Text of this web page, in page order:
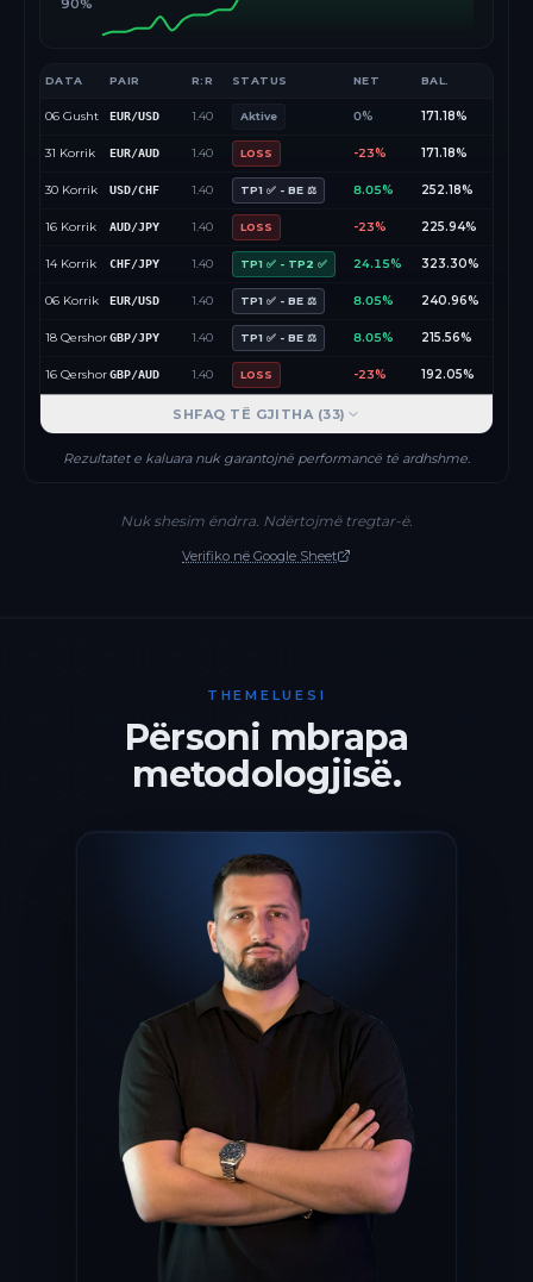
90%
DATA PAIR R:R STATUS NET BAL.
06 Gusht EUR/USD 1.40 Aktive 0% 171.18%
31 Korrik EUR/AUD 1.40 LOSS -23% 171.18%
30 Korrik USD/CHF 1.40 TP1 ✅ - BE ⚖️ 8.05% 252.18%
16 Korrik AUD/JPY 1.40 LOSS -23% 225.94%
14 Korrik CHF/JPY 1.40 TP1 ✅ - TP2 ✅ 24.15% 323.30%
06 Korrik EUR/USD 1.40 TP1 ✅ - BE ⚖️ 8.05% 240.96%
18 QershorGBP/JPY 1.40 TP1 ✅ - BE ⚖️ 8.05% 215.56%
16 QershorGBP/AUD 1.40 LOSS -23% 192.05%
SHFAQ TË GJITHA (33)
Rezultatet e kaluara nuk garantojnë performancë të ardhshme.
Nuk shesim ëndrra. Ndërtojmë tregtar-ë.
Verifiko në Google Sheet
THEMELUESI
Përsoni mbrapa
metodologjisë.